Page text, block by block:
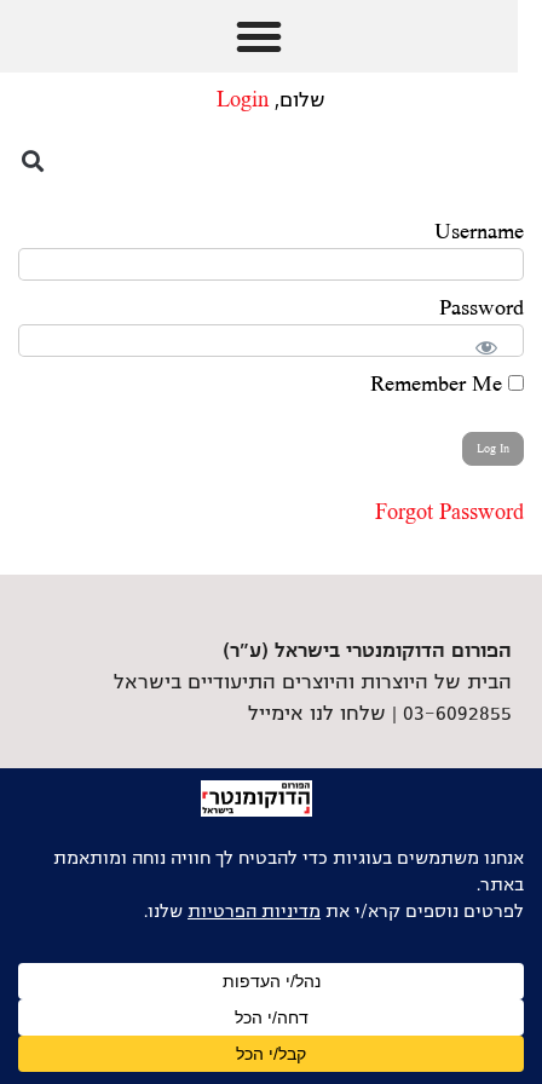
שלום,Login
Username
Password
Forgot Password
הפורום הדוקומנטרי בישראל (ע"ר)
הבית של היוצרות והיוצרים התיעודיים בישראל
03-6092855 |
שלחו לנו אימייל
העמוד